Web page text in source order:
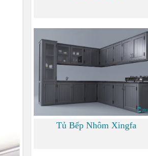
Tủ Bếp Nhôm Xingfa